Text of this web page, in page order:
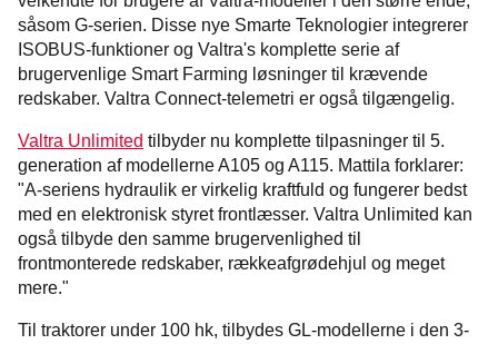
såsom G-serien. Disse nye Smarte Teknologier integrerer
ISOBUS-funktioner og Valtra's komplette serie af
brugervenlige Smart Farming løsninger til krævende
redskaber. Valtra Connect-telemetri er også tilgængelig.
Valtra Unlimited tilbyder nu komplette tilpasninger til 5.
generation af modellerne A105 og A115. Mattila forklarer:
"A-seriens hydraulik er virkelig kraftfuld og fungerer bedst
med en elektronisk styret frontlæsser. Valtra Unlimited kan
også tilbyde den samme brugervenlighed til
frontmonterede redskaber, rækkeafgrødehjul og meget
mere."
Til traktorer under 100 hk, tilbydes GL-modellerne i den 3-